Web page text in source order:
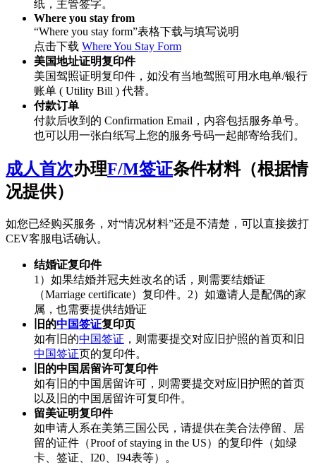
纸，主管签字。
Where you stay from
“Where you stay form”表格下载与填写说明
点击下载 Where You Stay Form
美国地址证明复印件
美国驾照证明复印件，如没有当地驾照可用水电单/银行
账单 ( Utility Bill ) 代替。
付款订单
付款后收到的 Confirmation Email，内容包括服务单号。
也可以用一张白纸写上您的服务号码一起邮寄给我们。
成人首次办理F/M签证条件材料（根据情
况提供）
如您已经购买服务，对“情况材料”还是不清楚，可以直接拨打
CEV客服电话确认。
结婚证复印件
1）如果结婚并冠夫姓改名的话，则需要结婚证
（Marriage certificate）复印件。2）如邀请人是配偶的家
属，也需要提供结婚证
旧的中国签证复印页
如有旧的中国签证 ，则需要提交对应旧护照的首页和旧
中国签证页的复印件。
旧的中国居留许可复印件
如有旧的中国居留许可，则需要提交对应旧护照的首页
以及旧的中国居留许可复印件。
留美证明复印件
如申请人系在美第三国公民，请提供在美合法停留、居
留的证件（Proof of staying in the US）的复印件（如绿
卡、签证、I20、I94表等）。